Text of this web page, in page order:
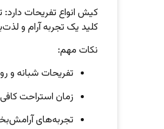
کیش انواع تفریحات
کلید یک تجربه آرام و
نکات مهم:
تفریحات شبانه و
زمان استراحت
تجربه‌های